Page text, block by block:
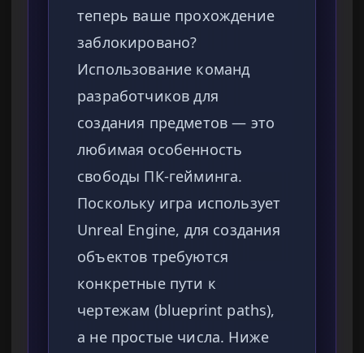
теперь ваше прохождение
заблокировано?
Использование команд
разработчиков для
создания предметов — это
любимая особенность
свободы ПК-гейминга.
Поскольку игра использует
Unreal Engine, для создания
объектов требуются
конкретные пути к
чертежам (blueprint paths),
а не простые числа. Ниже